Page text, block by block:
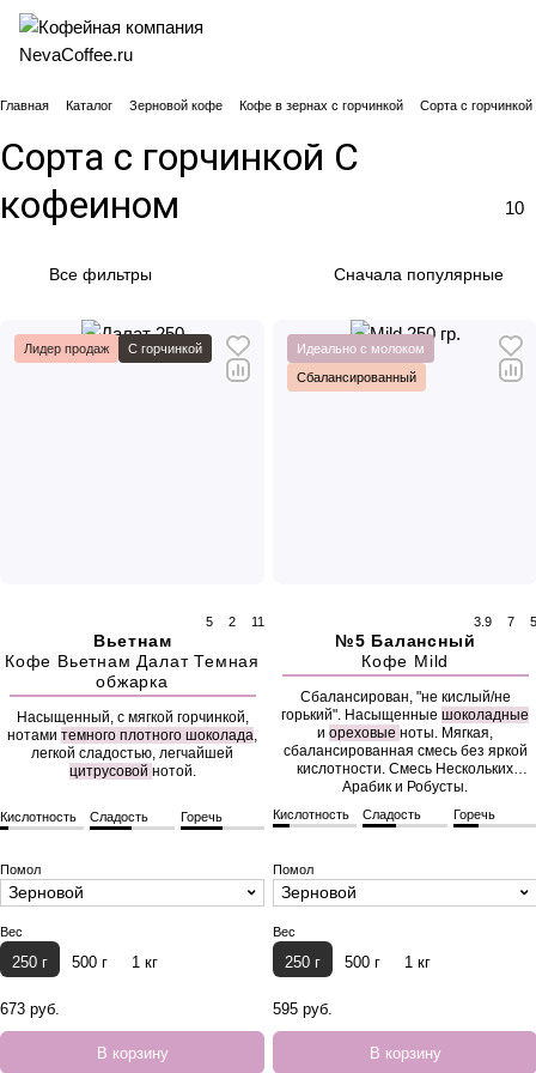
Главная Каталог Зерновой кофе Кофе в зернах с горчинкой Сорта с
Сорта с горчинкой С
кофеином
10
Все фильтры Сначала популярные
Лидер продаж С горчинкой
5 2 11
Вьетнам
Кофе Вьетнам Далат Темная
обжарка
Насыщенный, с мягкой горчинкой,
нотами темного плотного шоколада,
легкой сладостью, легчайшей
цитрусовой нотой.
Кислотность Сладость Горечь
673 руб.
В корзину
Помол
Зерновой
Вес
250 г 500 г 1 кг
Идеально с молоком
Сбалансированный
3.9 7 5
№5 Балансный
Кофе Mild
Сбалансирован, "не кислый/не
горький". Насыщенные шоколадные
и ореховые ноты. Мягкая,
сбалансированная смесь без яркой
кислотности. Смесь Нескольких
Арабик и Робусты.
Кислотность Сладость Горечь
595 руб.
В корзину
Помол
Зерновой
Вес
250 г 500 г 1 кг